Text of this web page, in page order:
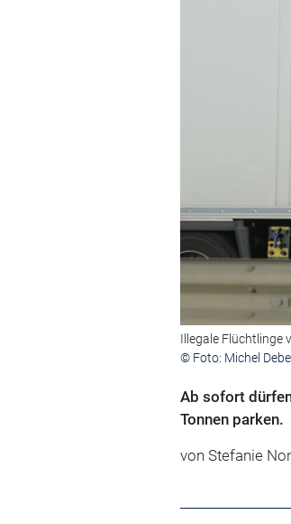
Illegale Flüchtlinge
© Foto: Michel
Ab sofort
Tonnen parken.
von Stefanie